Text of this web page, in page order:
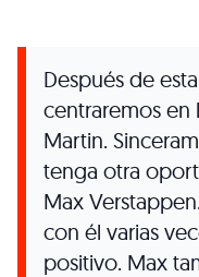
Después de
centraremos en
Martin.
tenga otra
Max
con él varias
positivo. Max